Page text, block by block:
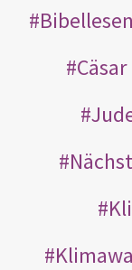
Bibellesen
Cäsar